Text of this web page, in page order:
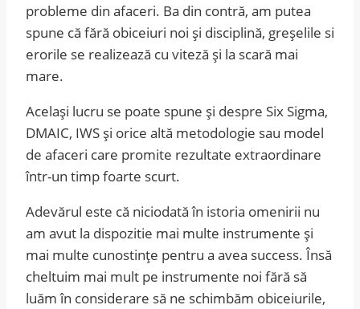
probleme din afaceri. Ba din contră, am putea
spune că fără obiceiuri noi și disciplină, greșelile si
erorile se realizează cu viteză și la scară mai
mare.
Același lucru se poate spune și despre Six Sigma,
DMAIC, IWS și orice altă metodologie sau model
de afaceri care promite rezultate extraordinare
într-un timp foarte scurt.
Adevărul este că niciodată în istoria omenirii nu
am avut la dispozitie mai multe instrumente și
mai multe cunostințe pentru a avea success. Însă
cheltuim mai mult pe instrumente noi fără să
luăm în considerare să ne schimbăm obiceiurile,